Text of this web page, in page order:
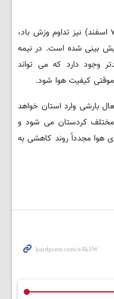
برای روزهای چهارشنبه و پنجشنبه (۶ و ۷ اسفند) نیز تداوم وزش باد،
بینی شده است. در نیمه
وجود دارد که می تواند
کیفیت هوا شود.
بارشی وارد استان خواهد
مختلف کردستان می شود و
هوا مجدداً روند کاهشی به